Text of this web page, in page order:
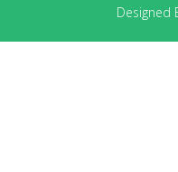
Designed